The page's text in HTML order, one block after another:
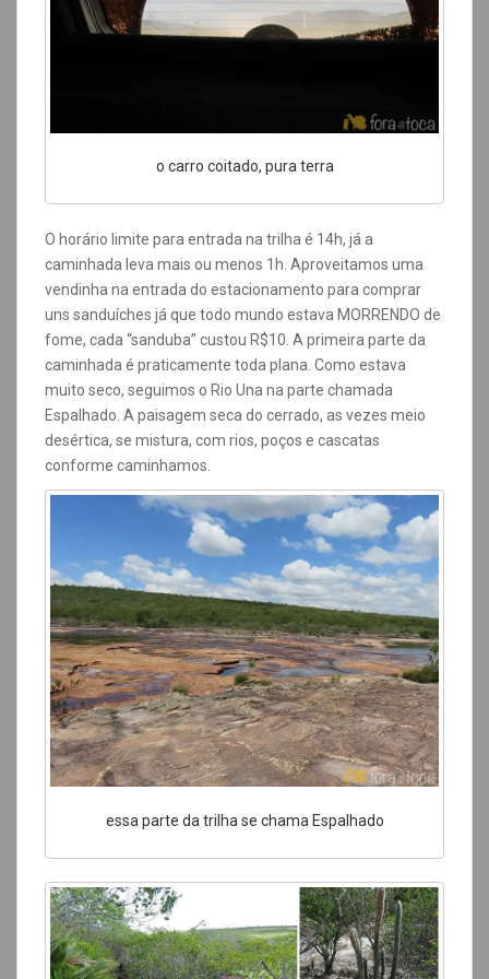
o carro coitado, pura terra
O horário limite para entrada na trilha é 14h, já a
caminhada leva mais ou menos 1h. Aproveitamos uma
vendinha na entrada do estacionamento para comprar
uns sanduíches já que todo mundo estava MORRENDO de
fome, cada “sanduba” custou R$10. A primeira parte da
caminhada é praticamente toda plana. Como estava
muito seco, seguimos o Rio Una na parte chamada
Espalhado. A paisagem seca do cerrado, as vezes meio
desértica, se mistura, com rios, poços e cascatas
conforme caminhamos.
essa parte da trilha se chama Espalhado